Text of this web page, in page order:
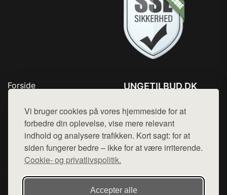
Vi bruger cookies på vores hjemmeside for at
forbedre din oplevelse, vise mere relevant
indhold og analysere trafikken. Kort sagt: for at
siden fungerer bedre – ikke for at være irriterende.
Cookie- og privatlivspolitik.
Accepter alle
Forside
Top Rabatter
Blog
Kontakt
UNGETILBUD.DK
Mail: hej@want.dk
Cookie- og privatlivspolitik
Denne side er en del af want.dk, der udgiver en række